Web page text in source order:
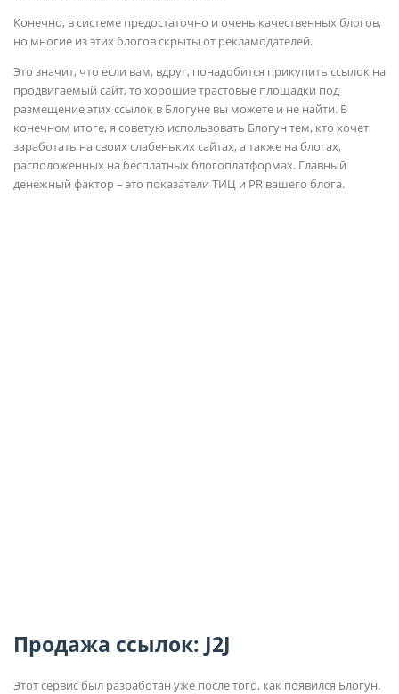
Конечно, в системе предостаточно и очень качественных блогов,
но многие из этих блогов скрыты от рекламодателей.
Это значит, что если вам, вдруг, понадобится прикупить ссылок на
продвигаемый сайт, то хорошие трастовые площадки под
размещение этих ссылок в Блогуне вы можете и не найти. В
конечном итоге, я советую использовать Блогун тем, кто хочет
заработать на своих слабеньких сайтах, а также на блогах,
расположенных на бесплатных блогоплатформах. Главный
денежный фактор – это показатели ТИЦ и PR вашего блога.
Продажа ссылок: J2J
Этот сервис был разработан уже после того, как появился Блогун.